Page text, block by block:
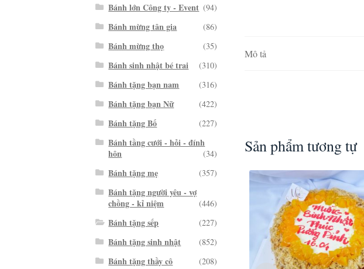
Mô tả
Sản phẩm tương tự
Bánh lớn Công ty - Event (94)
Bánh mừng tân gia (86)
Bánh mừng thọ (35)
Bánh sinh nhật bé trai (310)
Bánh tặng bạn nam (316)
Bánh tặng bạn Nữ (422)
Bánh tặng Bố (227)
Bánh tầng cưới - hỏi - đính
hôn
(34)
Bánh tặng mẹ (357)
Bánh tặng người yêu - vợ
chồng - kỉ niệm
(446)
Bánh tặng sếp (227)
Bánh tặng sinh nhật (852)
Bánh tặng thầy cô (208)